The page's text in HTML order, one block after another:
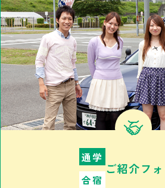
通学
合宿
ご紹介フ